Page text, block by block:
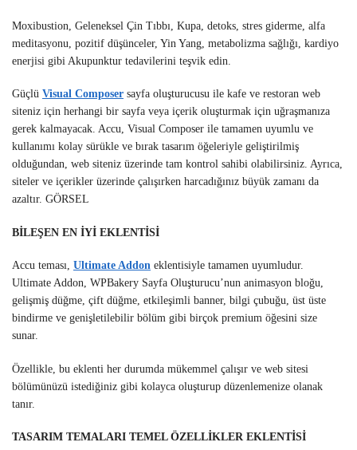
Moxibustion, Geleneksel Çin Tıbbı, Kupa, detoks, stres giderme, alfa
meditasyonu, pozitif düşünceler, Yin Yang, metabolizma sağlığı, kardiyo
enerjisi gibi Akupunktur tedavilerini teşvik edin.
Güçlü Visual Composer sayfa oluşturucusu ile kafe ve restoran web
siteniz için herhangi bir sayfa veya içerik oluşturmak için uğraşmanıza
gerek kalmayacak. Accu, Visual Composer ile tamamen uyumlu ve
kullanımı kolay sürükle ve bırak tasarım öğeleriyle geliştirilmiş
olduğundan, web siteniz üzerinde tam kontrol sahibi olabilirsiniz. Ayrıca,
siteler ve içerikler üzerinde çalışırken harcadığınız büyük zamanı da
azaltır. GÖRSEL
BİLEŞEN EN İYİ EKLENTİSİ
Accu teması, Ultimate Addon eklentisiyle tamamen uyumludur.
Ultimate Addon, WPBakery Sayfa Oluşturucu’nun animasyon bloğu,
gelişmiş düğme, çift düğme, etkileşimli banner, bilgi çubuğu, üst üste
bindirme ve genişletilebilir bölüm gibi birçok premium öğesini size
sunar.
Özellikle, bu eklenti her durumda mükemmel çalışır ve web sitesi
bölümünüzü istediğiniz gibi kolayca oluşturup düzenlemenize olanak
tanır.
TASARIM TEMALARI TEMEL ÖZELLİKLER EKLENTİSİ